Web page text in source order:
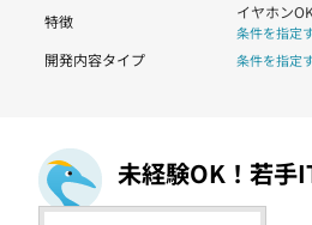
転職エージェント
特徴 イヤホンOK
条件を指定
開発内容タイプ 条件を指定
未経験OK！若手